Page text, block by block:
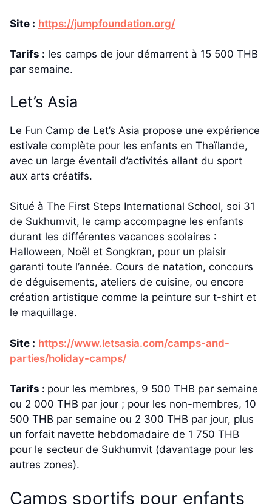
Site : https://jumpfoundation.org/
Tarifs : les camps de jour démarrent à 15 500 THB
par semaine.
Let’s Asia
Le Fun Camp de Let’s Asia propose une expérience
estivale complète pour les enfants en Thaïlande,
avec un large éventail d’activités allant du sport
aux arts créatifs.
Situé à The First Steps International School, soi 31
de Sukhumvit, le camp accompagne les enfants
durant les différentes vacances scolaires :
Halloween, Noël et Songkran, pour un plaisir
garanti toute l’année. Cours de natation, concours
de déguisements, ateliers de cuisine, ou encore
création artistique comme la peinture sur t-shirt et
le maquillage.
Site : https://www.letsasia.com/camps-and-
parties/holiday-camps/
Tarifs : pour les membres, 9 500 THB par semaine
ou 2 000 THB par jour ; pour les non-membres, 10
500 THB par semaine ou 2 300 THB par jour, plus
un forfait navette hebdomadaire de 1 750 THB
pour le secteur de Sukhumvit (davantage pour les
autres zones).
Camps sportifs pour enfants